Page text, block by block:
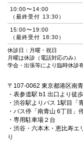
10:00〜14:00
（最終受付 13:30）
15:00〜19:00
（最終受付 18:30）
休診日：月曜・祝日
月曜は休診（電話対応のみ）
学会・出張等により臨時休診
〒107-0062 東京都港区南
・表参道駅 b1 出口より徒
・渋谷駅よりバス 1駅目「
・バス停「南青山 6丁目」
・専用駐車場２台
・渋谷・六本木・恵比寿
り